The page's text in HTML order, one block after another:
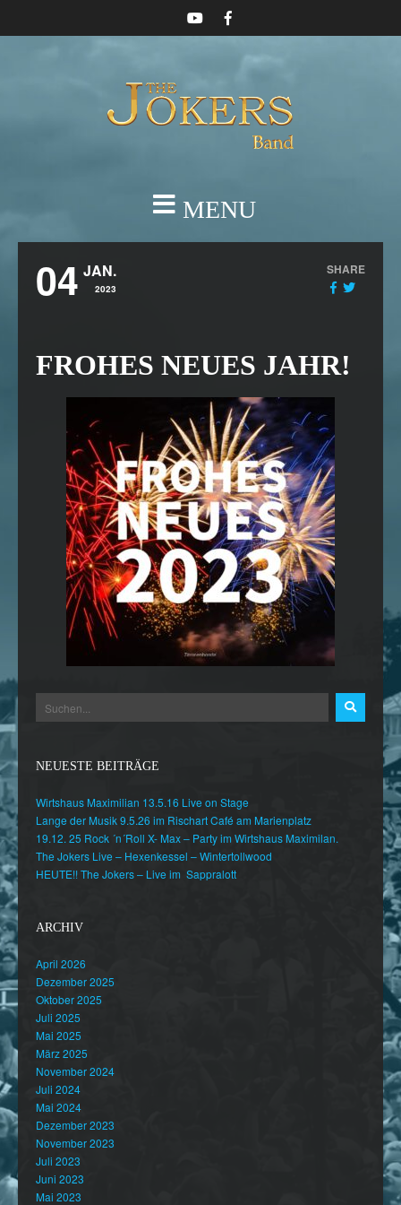
MENU
04 JAN.
2023
SHARE
FROHES NEUES JAHR!
NEUESTE BEITRÄGE
Wirtshaus Maximilian 13.5.16 Live on Stage
Lange der Musik 9.5.26 im Rischart Café am Marienplatz
19.12. 25 Rock ´n´Roll X- Max – Party im Wirtshaus Maximilan.
The Jokers Live – Hexenkessel – Wintertollwood
HEUTE!! The Jokers – Live im Sappralott
ARCHIV
April 2026
Dezember 2025
Oktober 2025
Juli 2025
Mai 2025
März 2025
November 2024
Juli 2024
Mai 2024
Dezember 2023
November 2023
Juli 2023
Juni 2023
Mai 2023